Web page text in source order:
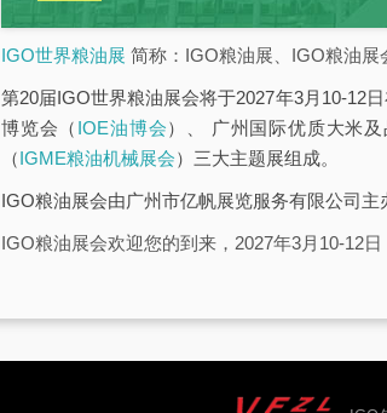
IGO世界粮油展 简称：IGO粮油展、IGO粮油展
第20届IGO世界粮油展会将于2027年3月10-12
博览会（ IOE油博会）、 广州国际优质大米
（IGME粮油机械展会）三大主题展组成。
IGO粮油展会由广州市亿帆展览服务有限公司主
IGO粮油展会欢迎您的到来，2027年3月10-12